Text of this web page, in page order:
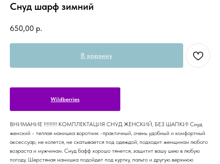
Снуд шарф зимний
650,00 р.
В корзину
Wildberries
ВНИМАНИЕ !!!!!!!!! КОМПЛЕКТАЦИЯ СНУД ЖЕНСКИЙ, БЕЗ ШАПКИ! Снуд
женский - теплая манишка воротник -практичный, очень удобный и комфортный
аксессуар, не колется, не скатывается под одеждой, подходит женщинам любого
возраста и мужчинам. Снуд бафф хорошо тянется, защитит вашу шею в любую
погоду. Шерстяная манишка подойдет под куртку, пальто и другую верхнюю